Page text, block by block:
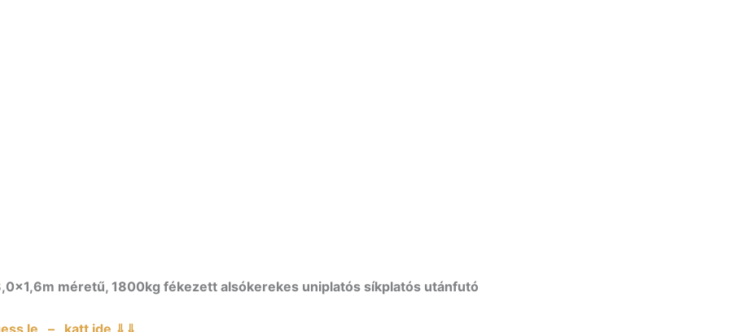
méretű, 1800kg fékezett alsókerekes uniplatós síkplatós utánfutó
le – katt ide ⇓⇓